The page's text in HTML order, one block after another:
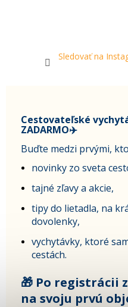
Sledovať na
Cestovateľské
ZADARMO✈️
Buďte medzi prvými,
novinky zo sveta
tajné zľavy a akcie,
tipy do lietadla, na
dovolenky,
vychytávky, ktoré
cestách.
🎁 Po registrácii
na svoju prvú